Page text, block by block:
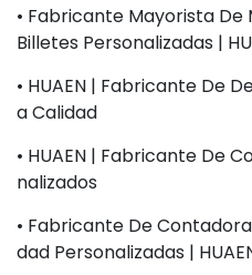
• Fabricante Mayorista
Billetes Personalizadas |
• HUAEN | Fabricante De
A Calidad
• HUAEN | Fabricante De
Nalizados
• Fabricante De
Dad Personalizadas |